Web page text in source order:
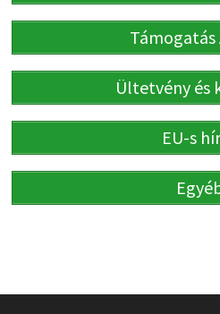
Támogatás
Ültetvény és
EU-s